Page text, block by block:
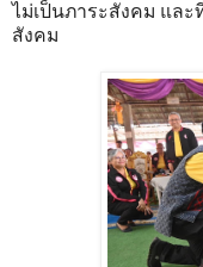
ไม่เป็นภาระสังคม แล
สังคม